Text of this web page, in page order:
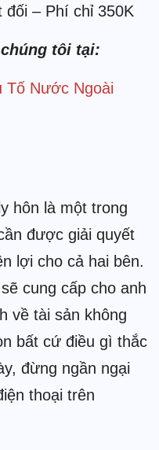
đối – Phí chỉ 350K
tôi tại:
Tố Nước Ngoài
hôn là một trong
được giải quyết
lợi cho cả hai bên.
cung cấp cho anh
về tài sản không
bất cứ điều gì thắc
đừng ngần ngại
thoại trên